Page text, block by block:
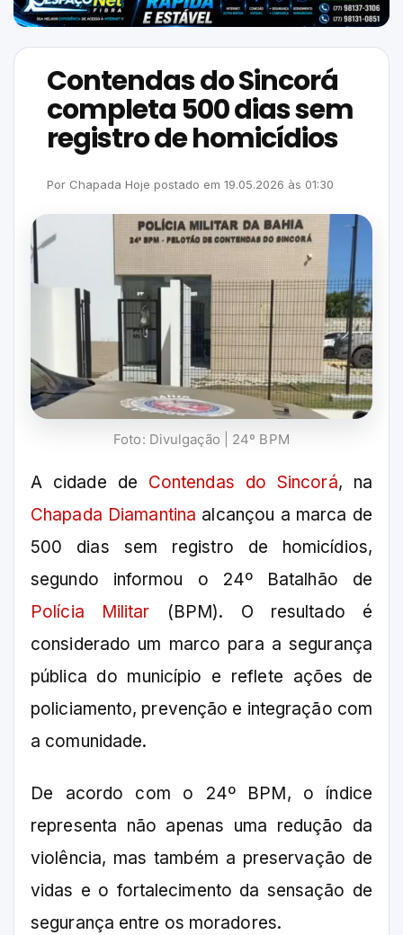
Contendas do Sincorá
completa 500 dias sem
registro de homicídios
Por Chapada Hoje postado em 19.05.2026 às 01:30
Foto: Divulgação | 24º BPM
A cidade de Contendas do Sincorá, na
Chapada Diamantina alcançou a marca de
500 dias sem registro de homicídios,
segundo informou o 24º Batalhão de
Polícia Militar (BPM). O resultado é
considerado um marco para a segurança
pública do município e reflete ações de
policiamento, prevenção e integração com
a comunidade.
De acordo com o 24º BPM, o índice
representa não apenas uma redução da
violência, mas também a preservação de
vidas e o fortalecimento da sensação de
segurança entre os moradores.